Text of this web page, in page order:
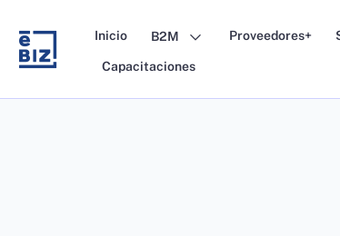
content
Inicio B2M Proveedores+
Capacitaciones